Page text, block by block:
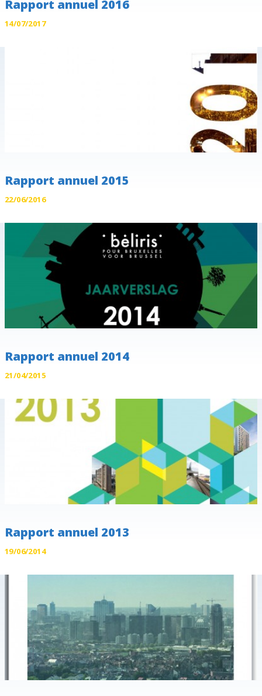
Rapport annuel 2016
14/07/2017
Rapport annuel 2015
22/06/2016
Rapport annuel 2014
21/04/2015
Rapport annuel 2013
19/06/2014